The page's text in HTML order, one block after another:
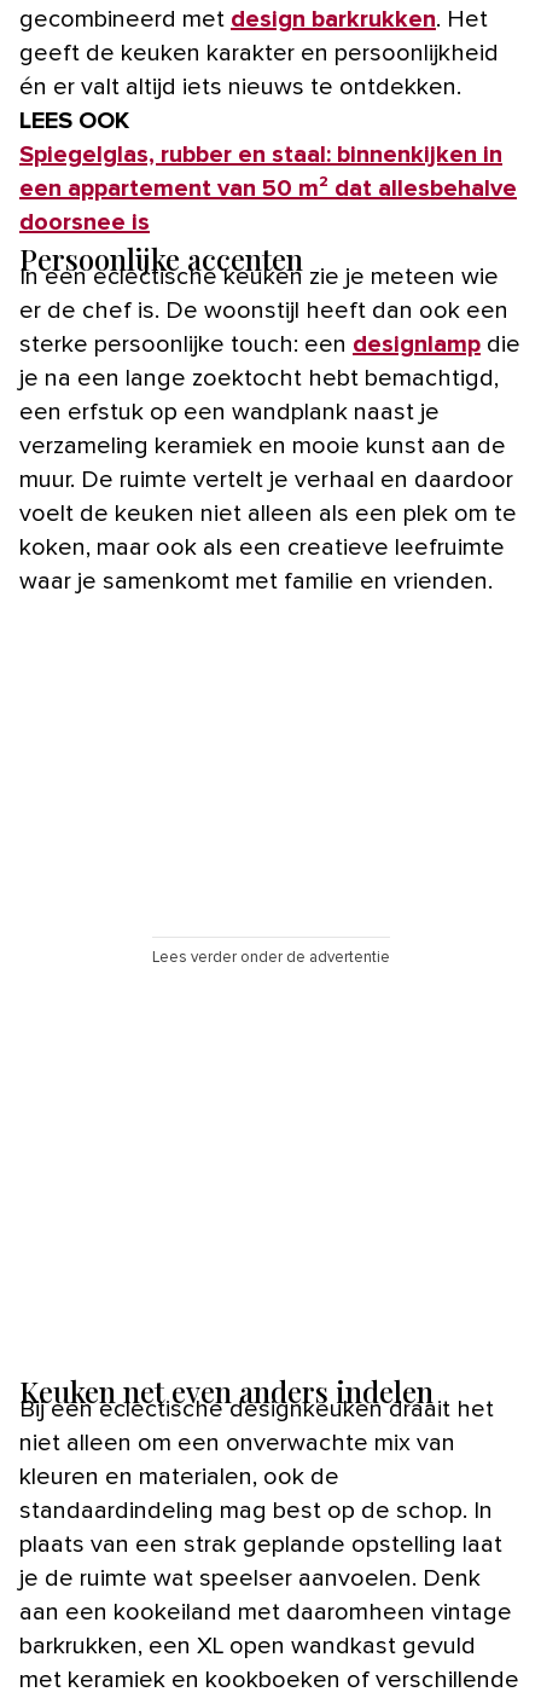
gecombineerd met design barkrukken. Het
geeft de keuken karakter en persoonlijkheid
én er valt altijd iets nieuws te ontdekken.
LEES OOK
Spiegelglas, rubber en staal: binnenkijken in
een appartement van 50 m² dat allesbehalve
doorsnee is
Persoonlijke accenten
In een eclectische keuken zie je meteen wie
er de chef is. De woonstijl heeft dan ook een
sterke persoonlijke touch: een designlamp die
je na een lange zoektocht hebt bemachtigd,
een erfstuk op een wandplank naast je
verzameling keramiek en mooie kunst aan de
muur. De ruimte vertelt je verhaal en daardoor
voelt de keuken niet alleen als een plek om te
koken, maar ook als een creatieve leefruimte
waar je samenkomt met familie en vrienden.
Lees verder onder de advertentie
Keuken net even anders indelen
Bij een eclectische designkeuken draait het
niet alleen om een onverwachte mix van
kleuren en materialen, ook de
standaardindeling mag best op de schop. In
plaats van een strak geplande opstelling laat
je de ruimte wat speelser aanvoelen. Denk
aan een kookeiland met daaromheen vintage
barkrukken, een XL open wandkast gevuld
met keramiek en kookboeken of verschillende